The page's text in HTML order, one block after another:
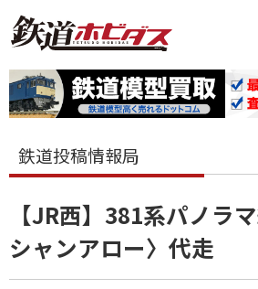
鉄道投稿情報局
【JR西】381系パノラ
シャンアロー〉代走